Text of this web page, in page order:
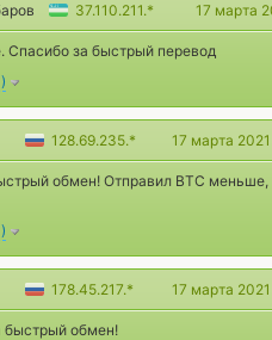
37.110.211.* 17 марта
Спасибо за быстрый перевод
)
128.69.235.* 17 марта 2021
обмен! Отправил BTC
)
178.45.217.* 17 марта 2021
быстрый обмен!